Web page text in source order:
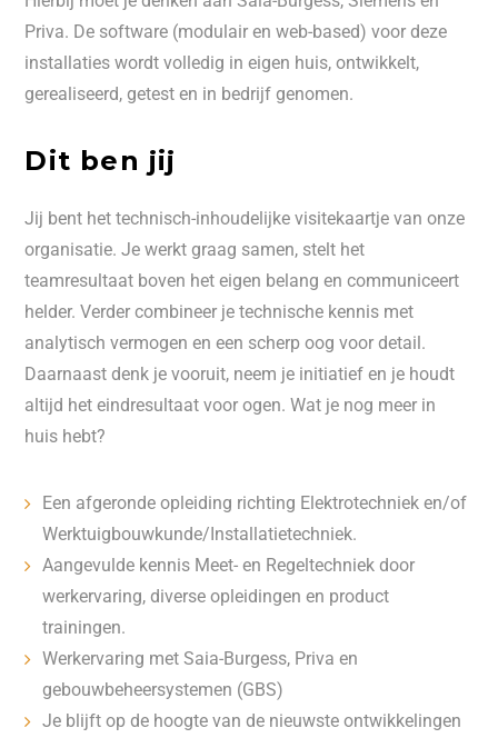
Priva. De software (modulair en web-based) voor deze
installaties wordt volledig in eigen huis, ontwikkelt,
gerealiseerd, getest en in bedrijf genomen.
Dit ben jij
Jij bent het technisch-inhoudelijke visitekaartje van onze
organisatie. Je werkt graag samen, stelt het
teamresultaat boven het eigen belang en communiceert
helder. Verder combineer je technische kennis met
analytisch vermogen en een scherp oog voor detail.
Daarnaast denk je vooruit, neem je initiatief en je houdt
altijd het eindresultaat voor ogen. Wat je nog meer in
huis hebt?
Een afgeronde opleiding richting Elektrotechniek en/of
Werktuigbouwkunde/Installatietechniek.
Aangevulde kennis Meet- en Regeltechniek door
werkervaring, diverse opleidingen en product
trainingen.
Werkervaring met Saia-Burgess, Priva en
gebouwbeheersystemen (GBS)
Je blijft op de hoogte van de nieuwste ontwikkelingen